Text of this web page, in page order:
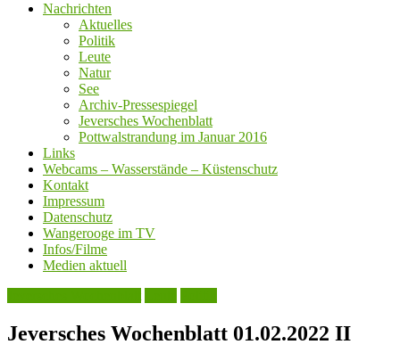
Nachrichten
Aktuelles
Politik
Leute
Natur
See
Archiv-Pressespiegel
Jeversches Wochenblatt
Pottwalstrandung im Januar 2016
Links
Webcams – Wasserstände – Küstenschutz
Kontakt
Impressum
Datenschutz
Wangerooge im TV
Infos/Filme
Medien aktuell
Jeversches Wochenblatt 01.02.2022 II